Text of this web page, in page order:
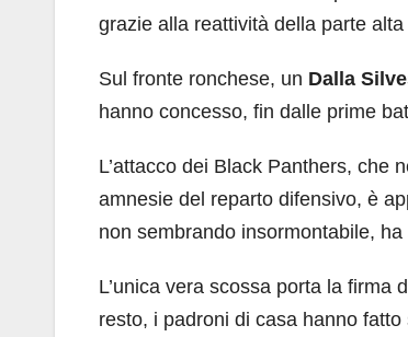
grazie alla reattività della parte
Sul fronte ronchese, un Dalla
hanno concesso, fin dalle prime
L’attacco dei Black Panthers, che
amnesie del reparto difensivo, è
non sembrando insormontabile,
L’unica vera scossa porta la firma
resto, i padroni di casa hanno